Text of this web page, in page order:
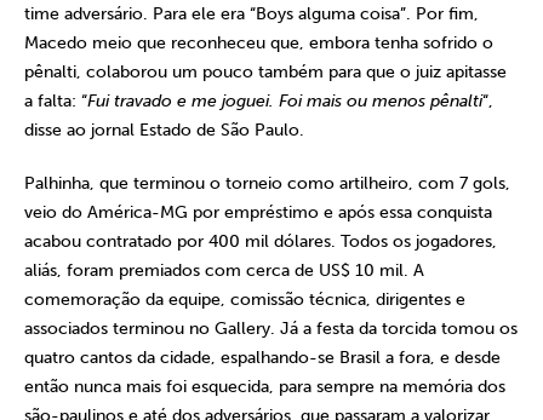
time adversário. Para ele era “Boys alguma coisa”. Por fim,
Macedo meio que reconheceu que, embora tenha sofrido o
pênalti, colaborou um pouco também para que o juiz apitasse
a falta: “Fui travado e me joguei. Foi mais ou menos pênalti“,
disse ao jornal Estado de São Paulo.
Palhinha, que terminou o torneio como artilheiro, com 7 gols,
veio do América-MG por empréstimo e após essa conquista
acabou contratado por 400 mil dólares. Todos os jogadores,
aliás, foram premiados com cerca de US$ 10 mil. A
comemoração da equipe, comissão técnica, dirigentes e
associados terminou no Gallery. Já a festa da torcida tomou os
quatro cantos da cidade, espalhando-se Brasil a fora, e desde
então nunca mais foi esquecida, para sempre na memória dos
são-paulinos e até dos adversários, que passaram a valorizar